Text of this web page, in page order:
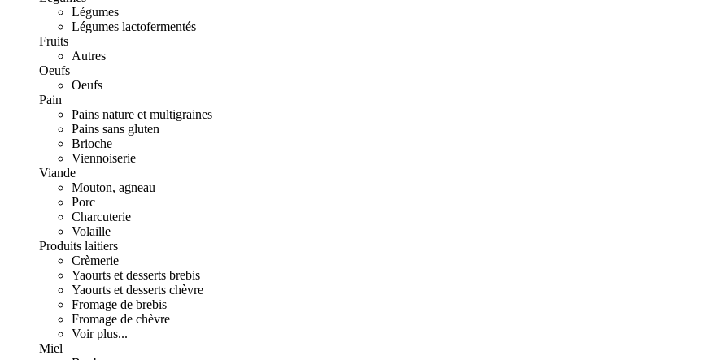
Légumes
Légumes lactofermentés
Fruits
Autres
Oeufs
Oeufs
Pain
Pains nature et multigraines
Pains sans gluten
Brioche
Viennoiserie
Viande
Mouton, agneau
Porc
Charcuterie
Volaille
Produits laitiers
Crèmerie
Yaourts et desserts brebis
Yaourts et desserts chèvre
Fromage de brebis
Fromage de chèvre
Voir plus...
Miel